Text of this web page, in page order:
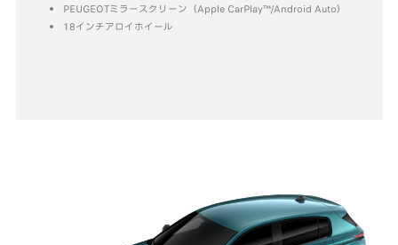
PEUGEOTミラースクリーン（Apple CarPlay™/Android Auto）
18インチアロイホイール